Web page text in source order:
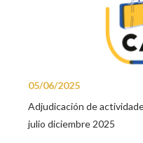
05/06/2025
Adjudicación de
julio diciembre 2025